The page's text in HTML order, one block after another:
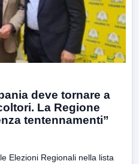
deve tornare a
La Regione
tentennamenti”
Elezioni Regionali nella lista